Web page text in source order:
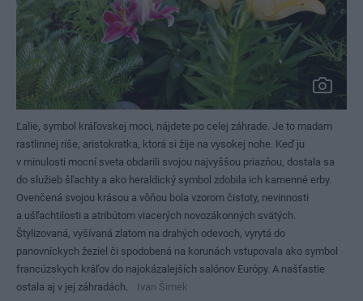
Ľalie, symbol kráľovskej moci, nájdete po celej záhrade. Je to madam
rastlinnej ríše, aristokratka, ktorá si žije na vysokej nohe. Keď ju
v minulosti mocní sveta obdarili svojou najvyššou priazňou, dostala sa
do služieb šľachty a ako heraldický symbol zdobila ich kamenné erby.
Ovenčená svojou krásou a vôňou bola vzorom čistoty, nevinnosti
a ušľachtilosti a atribútom viacerých novozákonných svätých.
Štylizovaná, vyšívaná zlatom na drahých odevoch, vyrytá do
panovníckych žeziel či spodobená na korunách vstupovala ako symbol
francúzskych kráľov do najokázalejších salónov Európy. A našťastie
ostala aj v jej záhradách.
Ivan Šimek